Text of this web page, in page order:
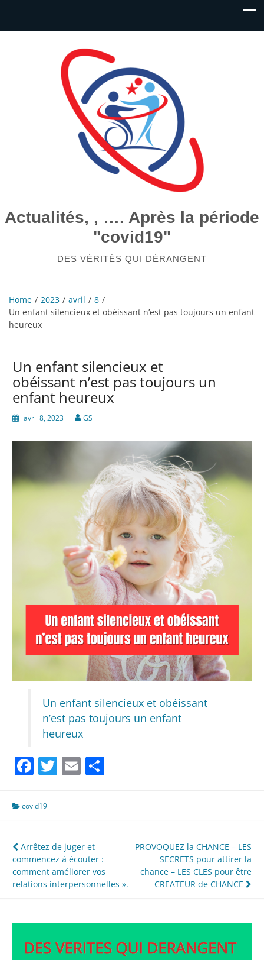
Actualités, , …. Après la période
"covid19"
DES VÉRITÉS QUI DÉRANGENT
Home 2023 avril
8
Un enfant silencieux et obéissant n’est pas toujours un enfant
heureux
Un enfant silencieux et
obéissant n’est pas toujours un
enfant heureux
avril 8, 2023 GS
Un enfant silencieux et obéissant
n’est pas toujours un enfant
heureux
Facebook
Twitter
Email
covid19
Navigation
de
l’article
Arrêtez de juger et
commencez à écouter :
comment améliorer vos
relations interpersonnelles ».
PROVOQUEZ la CHANCE – LES
SECRETS pour attirer la
chance – LES CLES pour être
CREATEUR de CHANCE